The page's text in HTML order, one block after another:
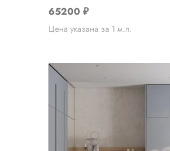
65200₽
Цена указана за 1 м.п.